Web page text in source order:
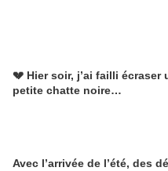
💔 Hier soir, j’ai failli écraser
petite chatte noire…
Avec l’arrivée de l’été, des